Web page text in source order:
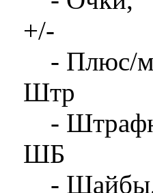
+/-
- Плюс/
Штр
-
ШБ
- Шайбы,